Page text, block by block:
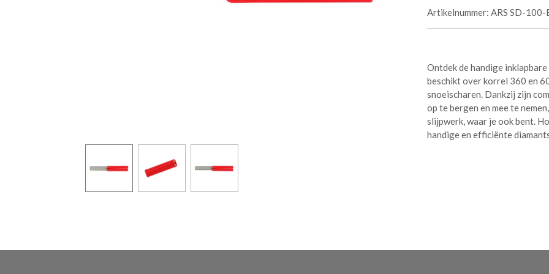
Artikelnummer: ARS SD-100-
Ontdek de handige
beschikt over korrel 360 en
snoeischaren. Dankzij zijn
op te bergen en mee te
slijpwerk, waar je ook bent.
handige en efficiënte